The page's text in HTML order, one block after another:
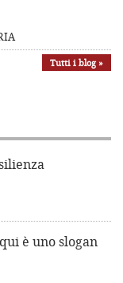
Tutti i blog »
qui è uno slogan